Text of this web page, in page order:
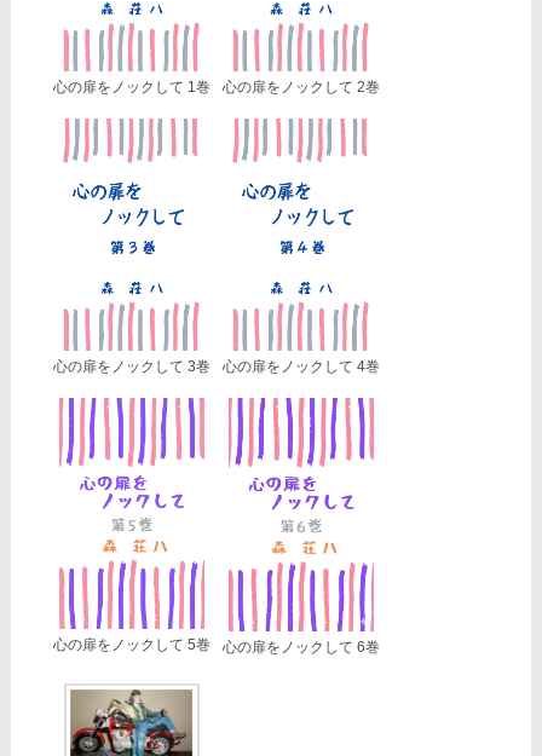
心の扉をノックして 1巻 心の扉をノックして 2巻
心の扉をノックして 3巻 心の扉をノックして 4巻
心の扉をノックして 5巻 心の扉をノックして 6巻